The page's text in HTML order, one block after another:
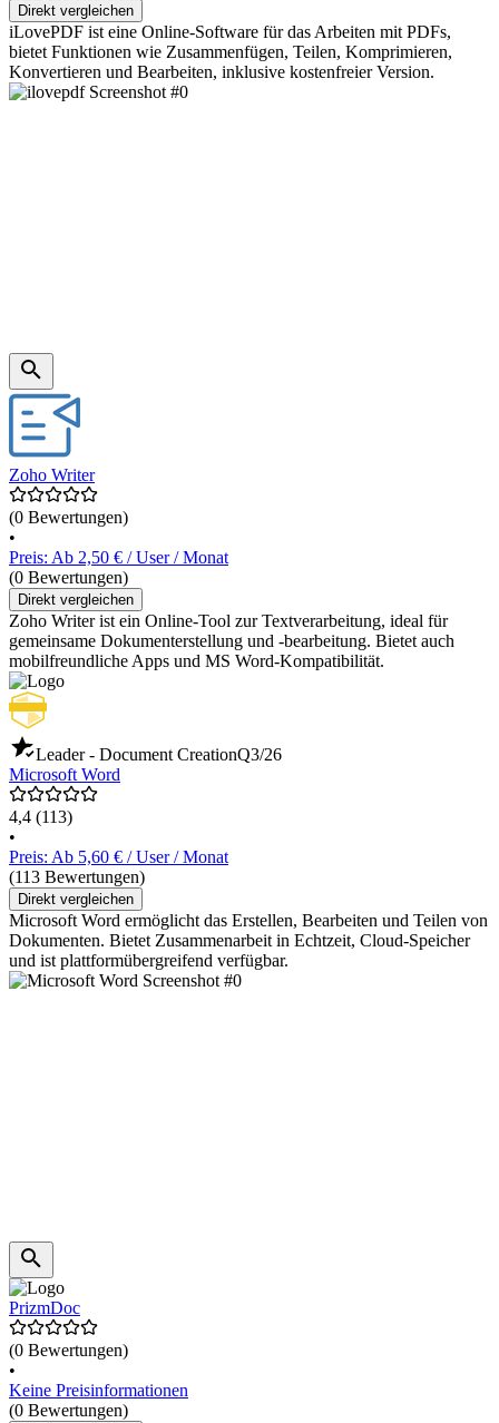
Direkt vergleichen
iLovePDF ist eine Online-Software für das Arbeiten mit PDFs,
bietet Funktionen wie Zusammenfügen, Teilen, Komprimieren,
Konvertieren und Bearbeiten, inklusive kostenfreier Version.
Zoho Writer
(0 Bewertungen)
•
Preis: Ab 2,50 € / User / Monat
(0 Bewertungen)
Direkt vergleichen
Zoho Writer ist ein Online-Tool zur Textverarbeitung, ideal für
gemeinsame Dokumenterstellung und -bearbeitung. Bietet auch
mobilfreundliche Apps und MS Word-Kompatibilität.
Leader - Document CreationQ3/26
Microsoft Word
4,4 (113)
•
Preis: Ab 5,60 € / User / Monat
(113 Bewertungen)
Direkt vergleichen
Microsoft Word ermöglicht das Erstellen, Bearbeiten und Teilen von
Dokumenten. Bietet Zusammenarbeit in Echtzeit, Cloud-Speicher
und ist plattformübergreifend verfügbar.
PrizmDoc
(0 Bewertungen)
•
Keine Preisinformationen
(0 Bewertungen)